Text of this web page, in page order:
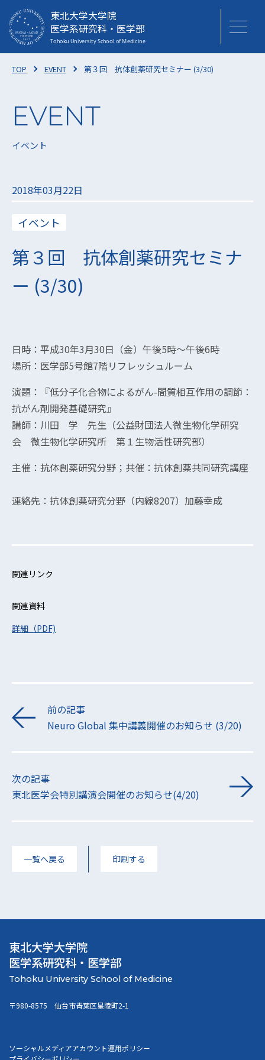
東北大学大学院
医学系研究科・医学部
TOP EVENT 第３回 抗体創薬研究セミナー (3/30)
イベント
2018年03月22日
イベント
第３回 抗体創薬研究セミナ
ー (3/30)
日時：平成30年3月30日（金）午後5時～午後6時
場所：医学部5号館7階リフレッシュルーム
演題：『低分子化合物によるがん-間質相互作用の調節：
抗がん剤開発基礎研究』
講師：川田 学 先生（公益財団法人微生物化学研究
会 微生物化学研究所 第１生物活性研究部）
主催：抗体創薬研究分野；共催：抗体創薬共同研究講座
連絡先：抗体創薬研究分野（内線8207）加藤幸成
関連リンク
関連資料
詳細（PDF)
前の記事
Neuro Global 集中講義開催のお知らせ (3/20)
次の記事
東北医学会特別講演会開催のお知らせ(4/20)
一覧へ戻る 印刷する
東北大学大学院
医学系研究科・医学部
〒980-8575 仙台市青葉区星陵町2-1
ソーシャルメディアアカウント運用ポリシー